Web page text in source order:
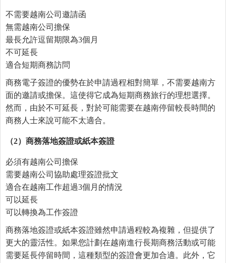
不需要越南公司邀請函
無需越南公司擔保
最長允許逗留期限為3個月
不可延長
適合短期商務訪問
商務電子簽證的優勢在於申請過程相對簡單，不需要越南方
面的邀請或擔保。這使得它成為短期商務旅行的理想選擇。
然而，由於不可延長，對於可能需要在越南停留較長時間的
商務人士來說可能不太適合。
（2）商務落地簽證或紙本簽證
必須有越南公司擔保
需要越南公司協助處理簽證批文
適合在越南工作超過3個月的情況
可以延長
可以轉換為工作簽證
商務落地簽證或紙本簽證雖然申請過程較為複雜，但提供了
更大的靈活性。如果您計劃在越南進行長期商務活動或可能
需要延長停留時間，這種類型的簽證會更加合適。此外，它